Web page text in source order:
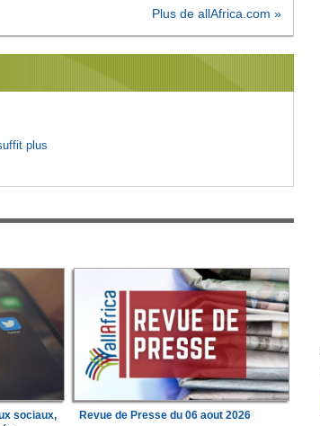
Plus de allAfrica.com »
plus
sociaux,
Revue de Presse du 06 aout 2026